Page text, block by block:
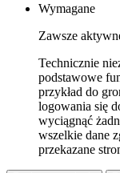
Wymagane
Zawsze
Technicznie
podstawowe
przykład do
logowania się
wyciągnąć
wszelkie dane
przekazane